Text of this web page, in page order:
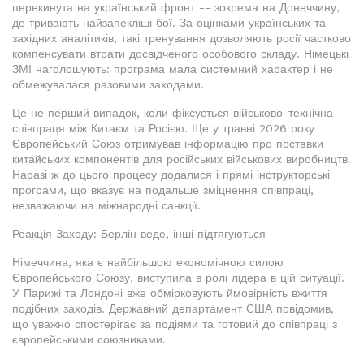
перекинута на український фронт -- зокрема на Донеччину,
де тривають найзапекліші бої. За оцінками українських та
західних аналітиків, такі тренування дозволяють росії частково
компенсувати втрати досвідченого особового складу. Німецькі
ЗМІ наголошують: програма мала системний характер і не
обмежувалася разовими заходами.
Це не перший випадок, коли фіксується військово-технічна
співпраця між Китаєм та Росією. Ще у травні 2026 року
Європейський Союз отримував інформацію про поставки
китайських компонентів для російських військових виробництв.
Наразі ж до цього процесу додалися і прямі інструкторські
програми, що вказує на подальше зміцнення співпраці,
незважаючи на міжнародні санкції.
Реакція Заходу: Берлін веде, інші підтягуються
Німеччина, яка є найбільшою економічною силою
Європейського Союзу, виступила в ролі лідера в цій ситуації.
У Парижі та Лондоні вже обмірковують ймовірність вжиття
подібних заходів. Державний департамент США повідомив,
що уважно спостерігає за подіями та готовий до співпраці з
європейськими союзниками.